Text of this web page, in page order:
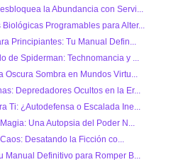
la Abundancia con Servi...
Programables para Alter...
Principiantes: Tu Manual Defin...
de Spiderman: Technomancia y ...
Oscura Sombra en Mundos Virtu...
Depredadores Ocultos en la Er...
Ti: ¿Autodefensa o Escalada Ine...
Una Autopsia del Poder N...
Desatando la Ficción co...
Manual Definitivo para Romper B...